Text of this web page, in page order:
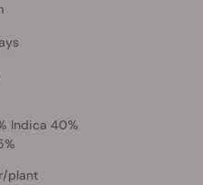
Indica 40%
plant